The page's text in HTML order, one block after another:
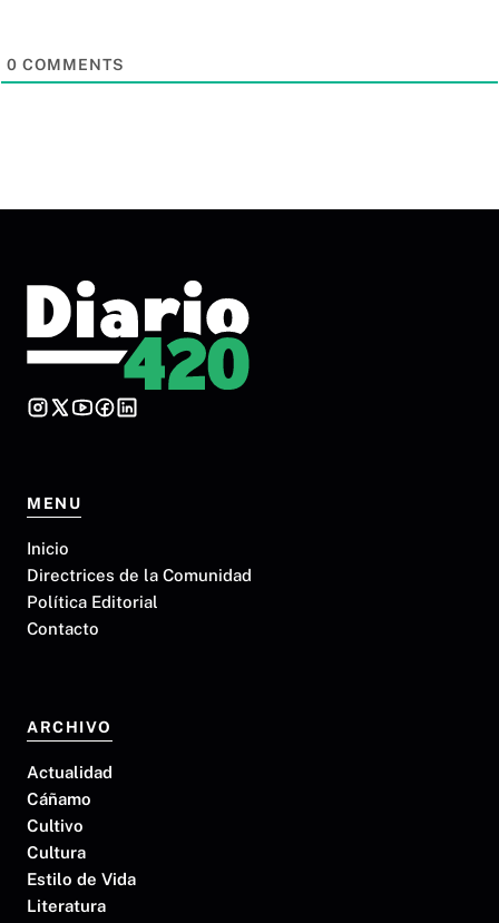
0 COMMENTS
MENU
Inicio
Directrices de la Comunidad
Política Editorial
Contacto
ARCHIVO
Actualidad
Cáñamo
Cultivo
Cultura
Estilo de Vida
Literatura